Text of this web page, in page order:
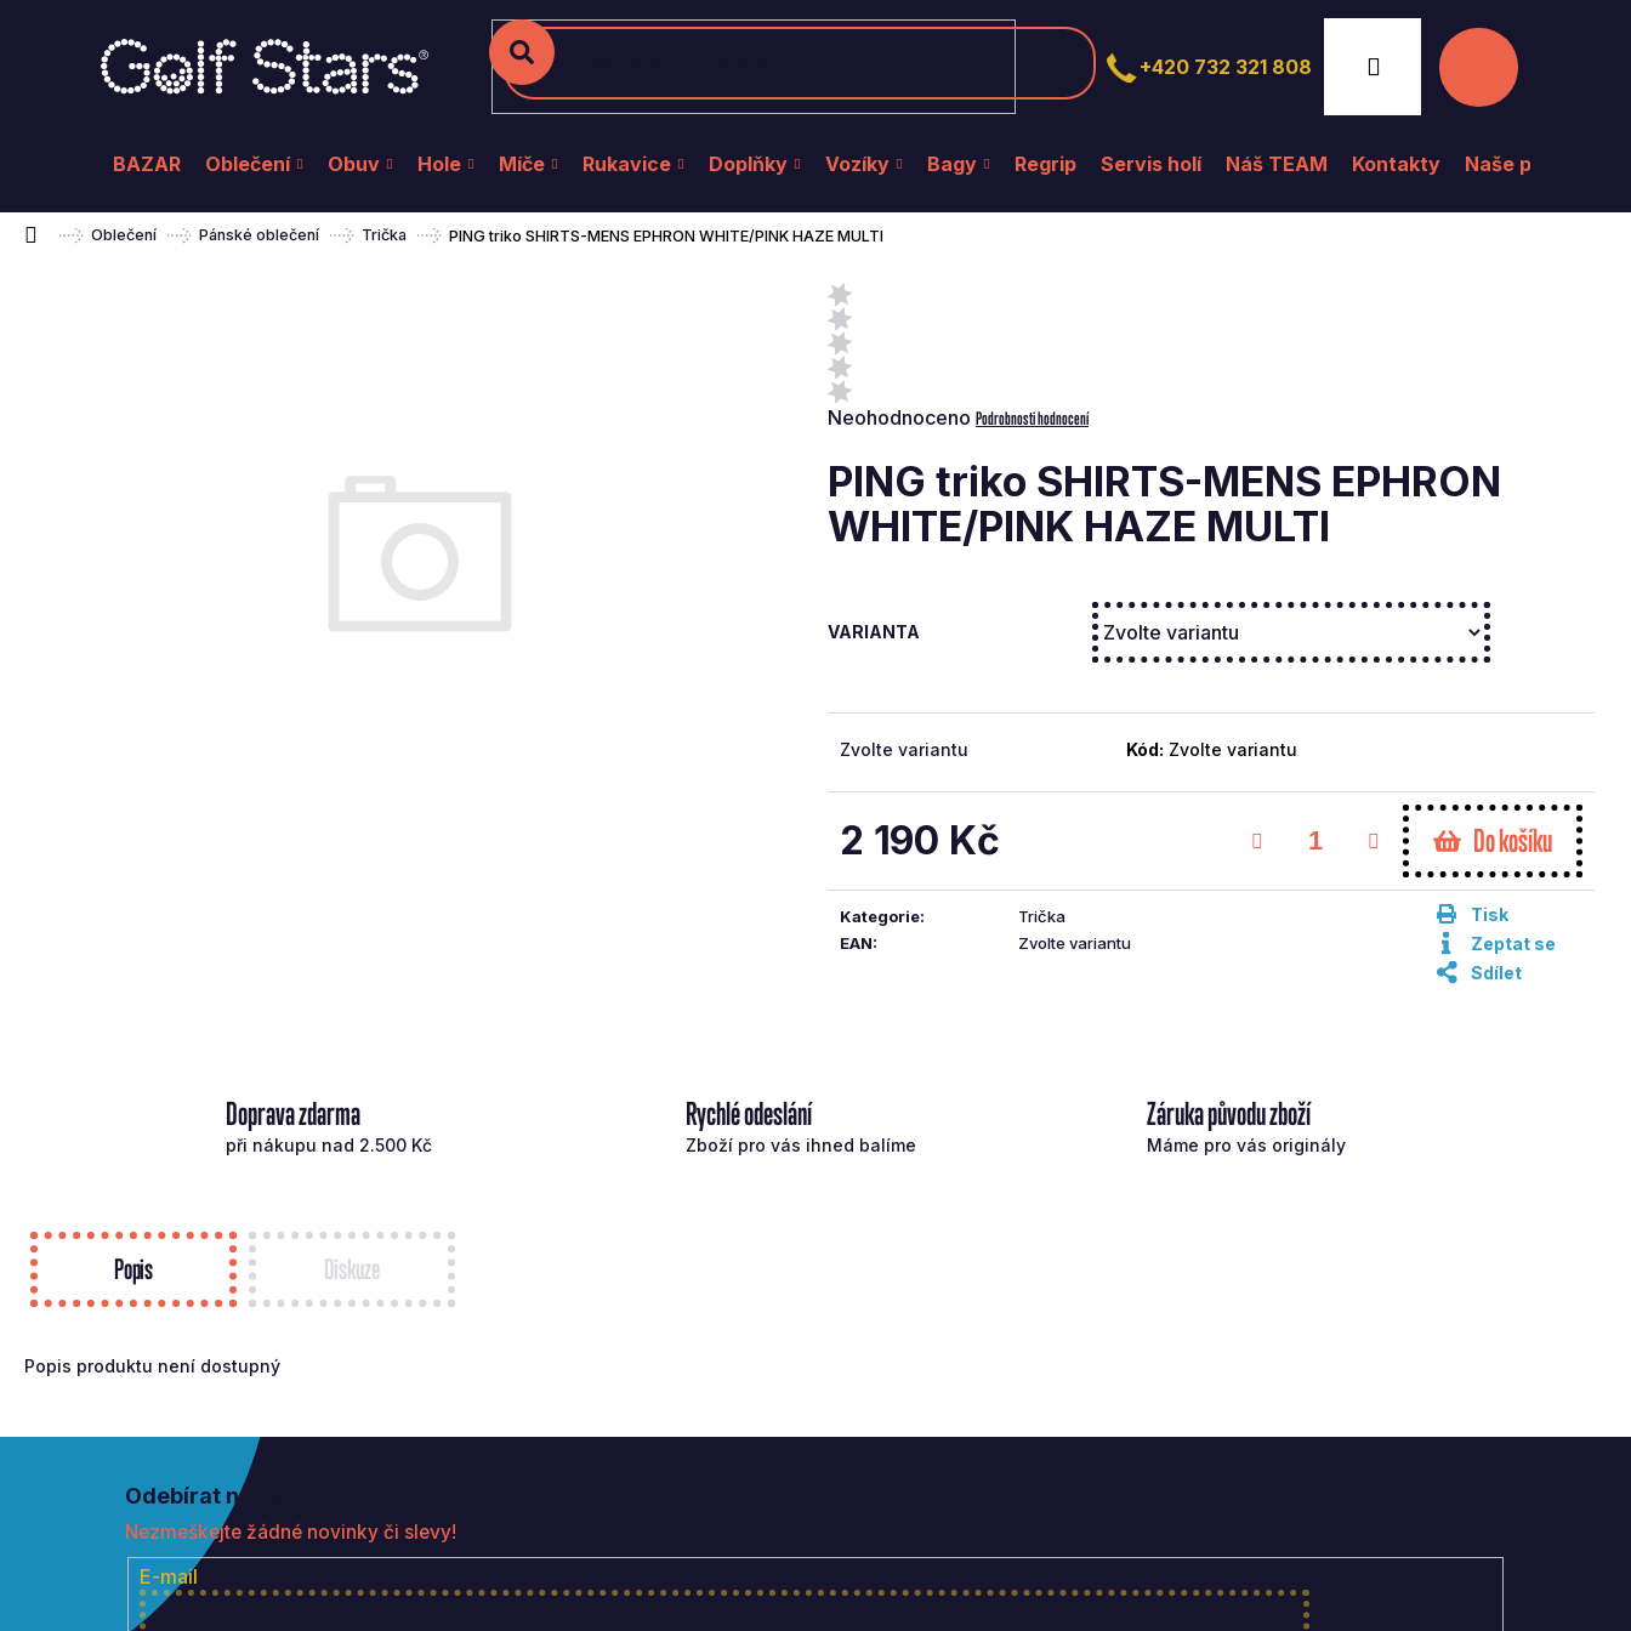
Hledat
BAZAR Oblečení Obuv Hole Míče Rukavice Doplňky Vozíky Bagy Regrip Servis holí Náš TEAM Kontakty Naše prodejna
+420 732 321 808 Přihlášení Nákupní
Domů Oblečení Pánské oblečení Trička PING triko SHIRTS-MENS EPHRON WHITE/PINK HAZE MULTI
Průměrné
je
0,0
z
Neohodnoceno Podrobnosti hodnocení
PING triko SHIRTS-MENS EPHRON
WHITE/PINK HAZE MULTI
VARIANTA
Zvolte variantu Kód: Zvolte variantu
2 190 Kč
cena:
Do košíku
Kategorie:
Trička
EAN: Zvolte variantu
Tisk
Zeptat se
Sdílet
Doprava zdarma
při nákupu nad 2.500 Kč
Rychlé odeslání
Zboží pro vás ihned balíme
Záruka původu zboží
Máme pro vás originály
Popis Diskuze
Popis produktu není dostupný
Zpětdo
obchodu
Zpětdo
obchodu
Odebírat newsletter
Nezmeškejte žádné novinky či slevy!
E-mail